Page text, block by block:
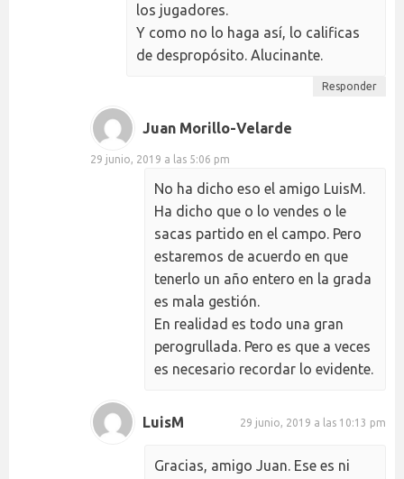
los jugadores.
Y como no lo haga así, lo calificas
de despropósito. Alucinante.
Responder
Juan Morillo-Velarde
29 junio, 2019 a las 5:06 pm
No ha dicho eso el amigo LuisM.
Ha dicho que o lo vendes o le
sacas partido en el campo. Pero
estaremos de acuerdo en que
tenerlo un año entero en la grada
es mala gestión.
En realidad es todo una gran
perogrullada. Pero es que a veces
es necesario recordar lo evidente.
LuisM 29 junio, 2019 a las 10:13 pm
Gracias, amigo Juan. Ese es ni